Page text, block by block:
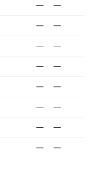
— —
— —
— —
— —
— —
— —
— —
— —